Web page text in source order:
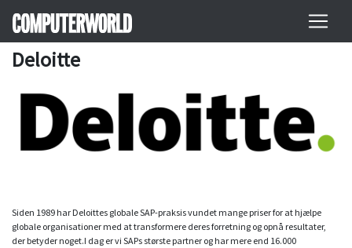
Deloitte
Siden 1989 har Deloittes globale SAP-praksis vundet mange priser for at hjælpe
globale organisationer med at transformere deres forretning og opnå resultater,
der betyder noget.I dag er vi SAPs største partner og har mere end 16.000